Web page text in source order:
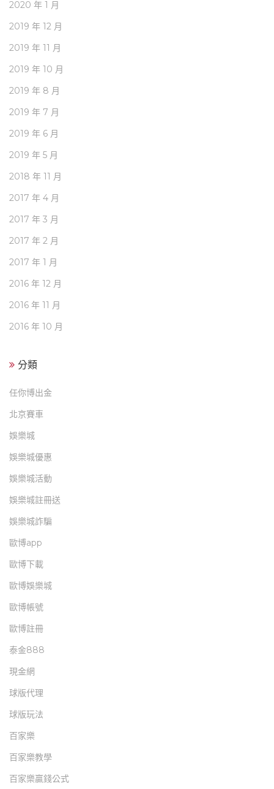
2020 年 1 月
2019 年 12 月
2019 年 11 月
2019 年 10 月
2019 年 8 月
2019 年 7 月
2019 年 6 月
2019 年 5 月
2018 年 11 月
2017 年 4 月
2017 年 3 月
2017 年 2 月
2017 年 1 月
2016 年 12 月
2016 年 11 月
2016 年 10 月
分類
任你博出金
北京賽車
娛樂城
娛樂城優惠
娛樂城活動
娛樂城註冊送
娛樂城詐騙
歐博app
歐博下載
歐博娛樂城
歐博帳號
歐博註冊
泰金888
現金網
球版代理
球版玩法
百家樂
百家樂教學
百家樂贏錢公式